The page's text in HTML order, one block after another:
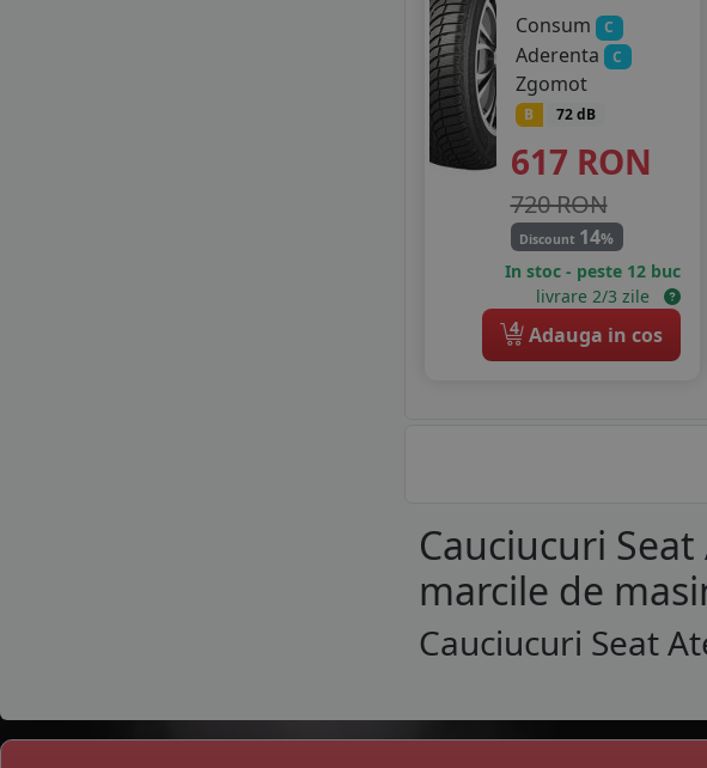
Consum
C
Aderenta C
Zgomot
B 72 dB
617 RON
720 RON
Discount 14%
In stoc - peste 12 buc
livrare 2/3 zile
4 Adauga in cos
Cauciucuri
marcile de
Cauciucuri Seat